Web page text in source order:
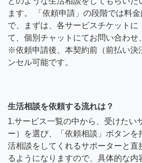
ます。 「依頼申請」の段階では料
で、まずは、各サービスチケットに
て、個別チャットにてお問い合わせ
※依頼申請後、本契約前（前払い決
ンセル可能です。
生活相談を依頼する流れは？
1.サービス一覧の中から、受けたい
ー）を選び、「依頼相談」ボタンを
活相談をしてくれるサポーターと直
るようになりますので、具体的な内